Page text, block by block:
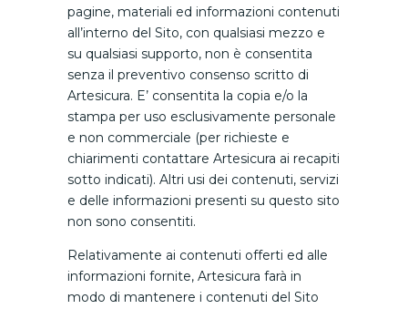
pagine, materiali ed informazioni contenuti
all’interno del Sito, con qualsiasi mezzo e
su qualsiasi supporto, non è consentita
senza il preventivo consenso scritto di
Artesicura. E’ consentita la copia e/o la
stampa per uso esclusivamente personale
e non commerciale (per richieste e
chiarimenti contattare Artesicura ai recapiti
sotto indicati). Altri usi dei contenuti, servizi
e delle informazioni presenti su questo sito
non sono consentiti.
Relativamente ai contenuti offerti ed alle
informazioni fornite, Artesicura farà in
modo di mantenere i contenuti del Sito